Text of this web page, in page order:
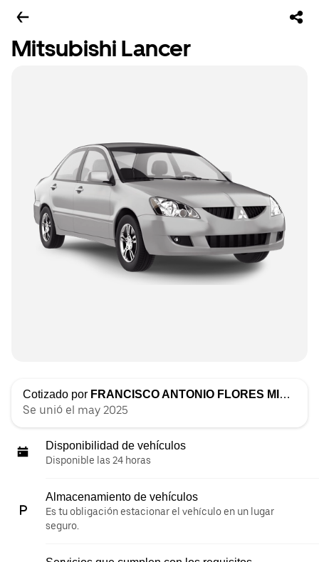
Mitsubishi Lancer
Cotizado por FRANCISCO ANTONIO FLORES MIDENCE
Se unió el may 2025
Disponibilidad de vehículos
Disponible las 24 horas
Almacenamiento de vehículos
Es tu obligación estacionar el vehículo en un lugar
seguro.